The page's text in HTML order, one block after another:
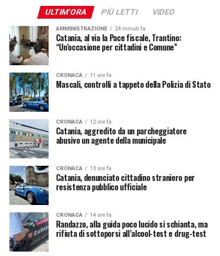
ULTIM'ORA PIÙ LETTI VIDEO
AMMINISTRAZIONE 24 minuti fa
Catania, al via la Pace fiscale, Trantino:
“Un’occasione per cittadini e Comune”
CRONACA 11 ore fa
Mascali, controlli a tappeto della Polizia di Stato
CRONACA 12 ore fa
Catania, aggredito da un parcheggiatore
abusivo un agente della municipale
CRONACA 13 ore fa
Catania, denunciato cittadino straniero per
resistenza pubblico ufficiale
CRONACA 14 ore fa
Randazzo, alla guida poco lucido si schianta, ma
rifiuta di sottoporsi all’alcool-test e drug-test